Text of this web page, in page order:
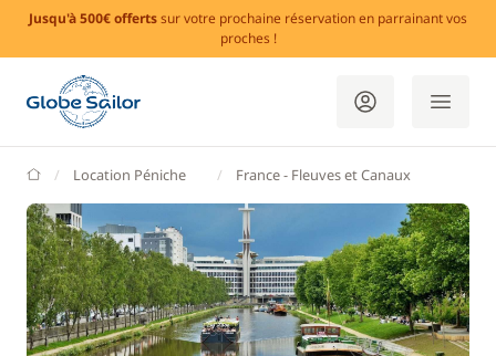
Jusqu'à 500€ offertssur votre prochaine réservation en parrainant vos
proches !
GlobeSailor
Location Péniche France - Fleuves et Canaux